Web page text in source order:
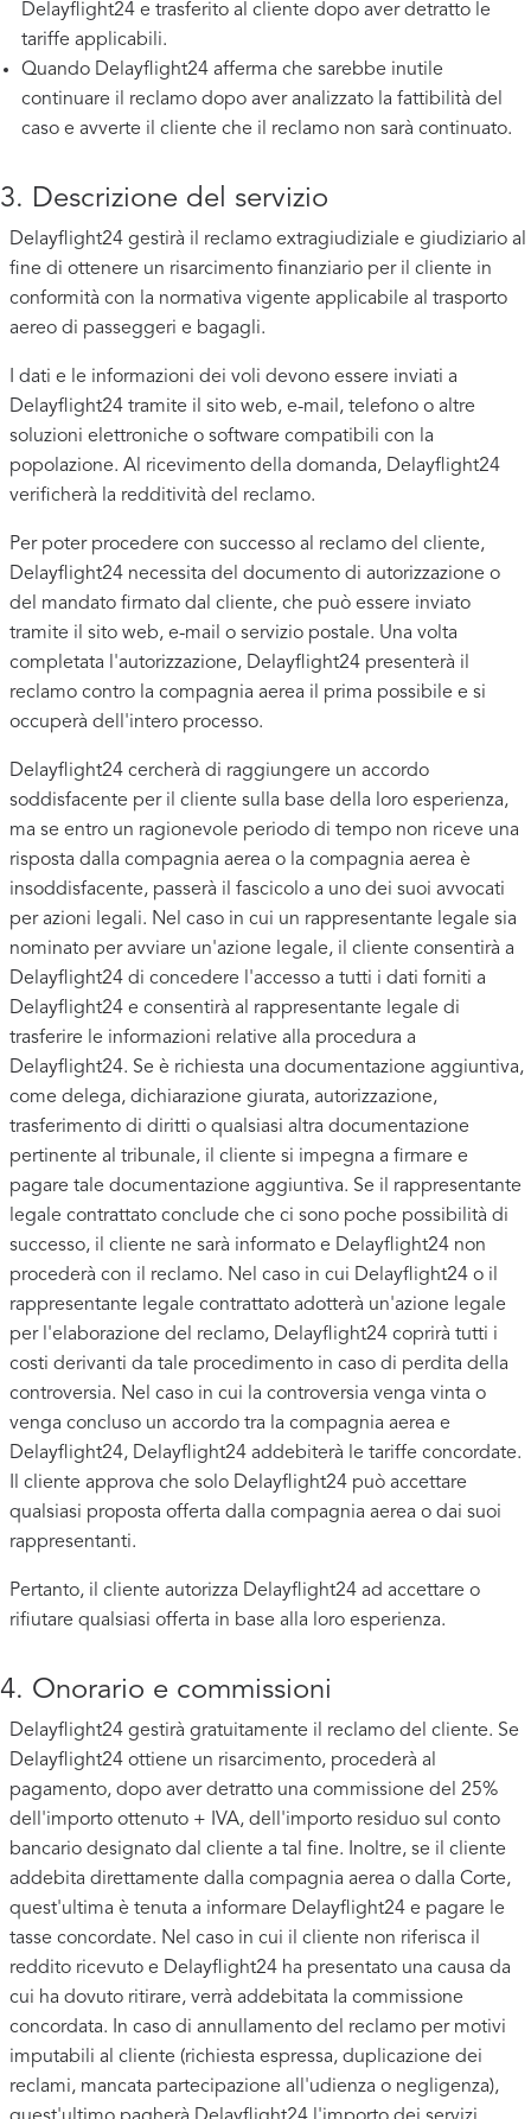
Delayflight24 e trasferito al cliente dopo aver detratto le
tariffe applicabili.
Quando Delayflight24 afferma che sarebbe inutile
continuare il reclamo dopo aver analizzato la fattibilità del
caso e avverte il cliente che il reclamo non sarà continuato.
3. Descrizione del servizio
Delayflight24 gestirà il reclamo extragiudiziale e giudiziario al
fine di ottenere un risarcimento finanziario per il cliente in
conformità con la normativa vigente applicabile al trasporto
aereo di passeggeri e bagagli.
I dati e le informazioni dei voli devono essere inviati a
Delayflight24 tramite il sito web, e-mail, telefono o altre
soluzioni elettroniche o software compatibili con la
popolazione. Al ricevimento della domanda, Delayflight24
verificherà la redditività del reclamo.
Per poter procedere con successo al reclamo del cliente,
Delayflight24 necessita del documento di autorizzazione o
del mandato firmato dal cliente, che può essere inviato
tramite il sito web, e-mail o servizio postale. Una volta
completata l'autorizzazione, Delayflight24 presenterà il
reclamo contro la compagnia aerea il prima possibile e si
occuperà dell'intero processo.
Delayflight24 cercherà di raggiungere un accordo
soddisfacente per il cliente sulla base della loro esperienza,
ma se entro un ragionevole periodo di tempo non riceve una
risposta dalla compagnia aerea o la compagnia aerea è
insoddisfacente, passerà il fascicolo a uno dei suoi avvocati
per azioni legali. Nel caso in cui un rappresentante legale sia
nominato per avviare un'azione legale, il cliente consentirà a
Delayflight24 di concedere l'accesso a tutti i dati forniti a
Delayflight24 e consentirà al rappresentante legale di
trasferire le informazioni relative alla procedura a
Delayflight24. Se è richiesta una documentazione aggiuntiva,
come delega, dichiarazione giurata, autorizzazione,
trasferimento di diritti o qualsiasi altra documentazione
pertinente al tribunale, il cliente si impegna a firmare e
pagare tale documentazione aggiuntiva. Se il rappresentante
legale contrattato conclude che ci sono poche possibilità di
successo, il cliente ne sarà informato e Delayflight24 non
procederà con il reclamo. Nel caso in cui Delayflight24 o il
rappresentante legale contrattato adotterà un'azione legale
per l'elaborazione del reclamo, Delayflight24 coprirà tutti i
costi derivanti da tale procedimento in caso di perdita della
controversia. Nel caso in cui la controversia venga vinta o
venga concluso un accordo tra la compagnia aerea e
Delayflight24, Delayflight24 addebiterà le tariffe concordate.
Il cliente approva che solo Delayflight24 può accettare
qualsiasi proposta offerta dalla compagnia aerea o dai suoi
rappresentanti.
Pertanto, il cliente autorizza Delayflight24 ad accettare o
rifiutare qualsiasi offerta in base alla loro esperienza.
4. Onorario e commissioni
Delayflight24 gestirà gratuitamente il reclamo del cliente. Se
Delayflight24 ottiene un risarcimento, procederà al
pagamento, dopo aver detratto una commissione del 25%
dell'importo ottenuto + IVA, dell'importo residuo sul conto
bancario designato dal cliente a tal fine. Inoltre, se il cliente
addebita direttamente dalla compagnia aerea o dalla Corte,
quest'ultima è tenuta a informare Delayflight24 e pagare le
tasse concordate. Nel caso in cui il cliente non riferisca il
reddito ricevuto e Delayflight24 ha presentato una causa da
cui ha dovuto ritirare, verrà addebitata la commissione
concordata. In caso di annullamento del reclamo per motivi
imputabili al cliente (richiesta espressa, duplicazione dei
reclami, mancata partecipazione all'udienza o negligenza),